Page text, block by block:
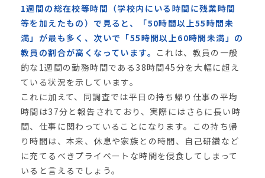
1週間の総在校等時間（学校内にいる時間に残業時間
等を加えたもの）で見ると、「50時間以上55時間未
満」が最も多く、次いで「55時間以上60時間未満」の
教員の割合が高くなっています。 これは、教員の一般
的な1週間の勤務時間である38時間45分を大幅に超え
ている状況を示しています。
これに加えて、同調査では平日の持ち帰り仕事の平均
時間は37分と報告されており、実際にはさらに長い時
間、仕事に関わっていることになります。この持ち帰
り時間は、本来、休息や家族との時間、自己研鑽など
に充てるべきプライベートな時間を侵食してしまって
いると言えるでしょう。